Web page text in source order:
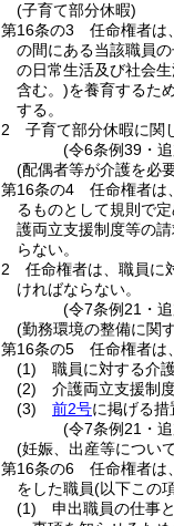
(子育て部分休暇)
第16条の3
任命権者は
の間にある当該職員
の日常生活及び社会
含む。)を養育するた
する。
2
子育て部分休暇に関
(令6条例39・
(配偶者等が介護を必
第16条の4
任命権者は
るものとして規則で
護両立支援制度等の
らない。
2
任命権者は、職員に
ければならない。
(令7条例21・
(勤務環境の整備に関
第16条の5
任命権者は
(1)
職員に対する介
(2)
介護両立支援制
(3)
前2号に掲げる
(令7条例21・
(妊娠、出産等につい
第16条の6
任命権者は、
をした職員(以下この
(1)
申出職員の仕事